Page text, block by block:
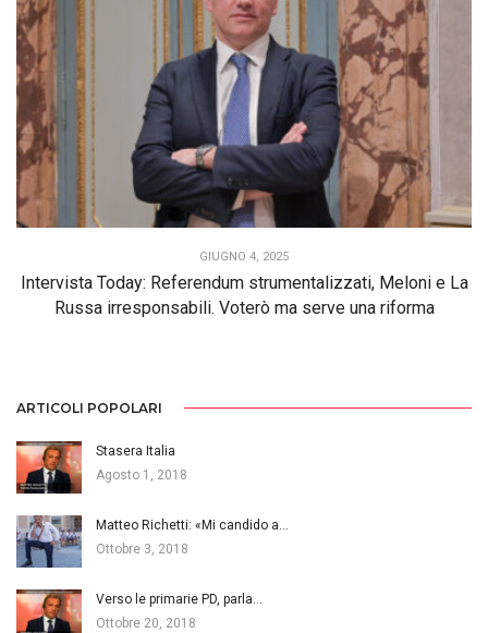
GIUGNO 4, 2025
Intervista Today: Referendum strumentalizzati, Meloni e La
Russa irresponsabili. Voterò ma serve una riforma
ARTICOLI POPOLARI
Stasera Italia
Agosto 1, 2018
Matteo Richetti: «Mi candido a…
Ottobre 3, 2018
Verso le primarie PD, parla…
Ottobre 20, 2018